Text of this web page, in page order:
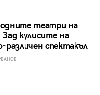
театри на
кулисите на
различен спектакъл